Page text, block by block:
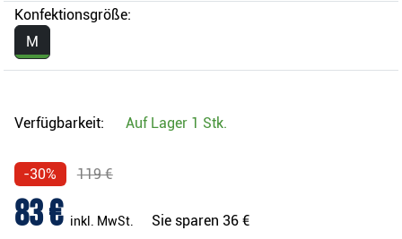
Konfektionsgröße:
M
Verfügbarkeit: Auf Lager 1 Stk.
-30% 119 €
83 € inkl. MwSt. Sie sparen 36 €